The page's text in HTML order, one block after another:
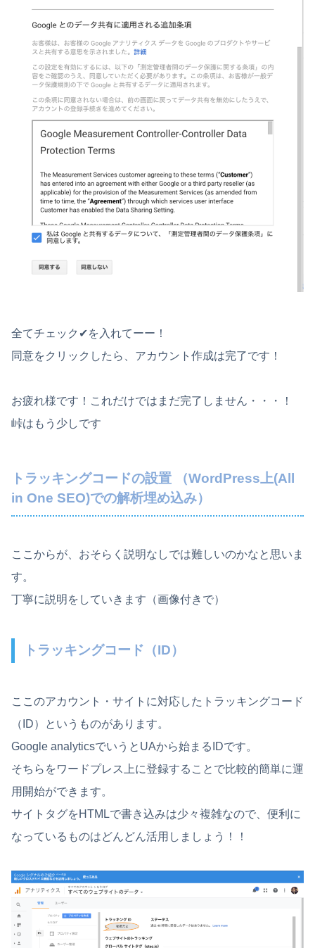
全てチェック✔を入れてーー！
同意をクリックしたら、アカウント作成は完了です！
お疲れ様です！これだけではまだ完了しません・・・！
峠はもう少しです
トラッキングコードの設置 （WordPress上(All
in One SEO)での解析埋め込み）
ここからが、おそらく説明なしでは難しいのかなと思いま
す。
丁寧に説明をしていきます（画像付きで）
トラッキングコード（ID）
ここのアカウント・サイトに対応したトラッキングコード
（ID）というものがあります。
Google analyticsでいうとUAから始まるIDです。
そちらをワードプレス上に登録することで比較的簡単に運
用開始ができます。
サイトタグをHTMLで書き込みは少々複雑なので、便利に
なっているものはどんどん活用しましょう！！